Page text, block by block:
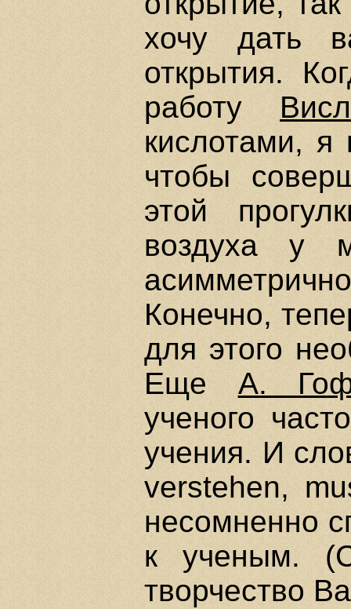
хочу дать
открытия.
работу
кислотами, я
чтобы
этой
воздуха у
Конечно,
для этого
Еще А.
ученого
учения. И
verstehen,
несомненно
к ученым.
творчество